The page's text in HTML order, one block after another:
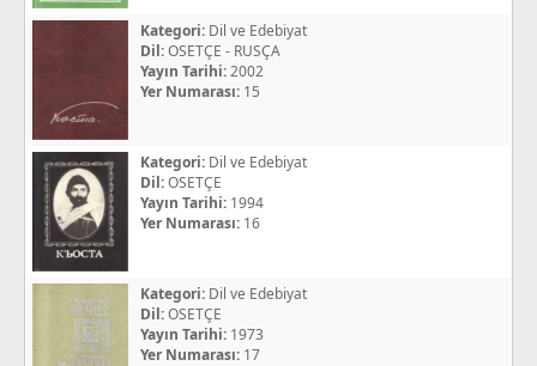
Kategori: Dil ve Edebiyat
Dil:OSETÇE - RUSÇA
Yayın Tarihi:2002
Yer Numarası: 15
Kategori: Dil ve Edebiyat
Dil:OSETÇE
Yayın Tarihi: 1994
Yer Numarası: 16
Kategori: Dil ve Edebiyat
Dil:OSETÇE
Yayın Tarihi: 1973
Yer Numarası: 17